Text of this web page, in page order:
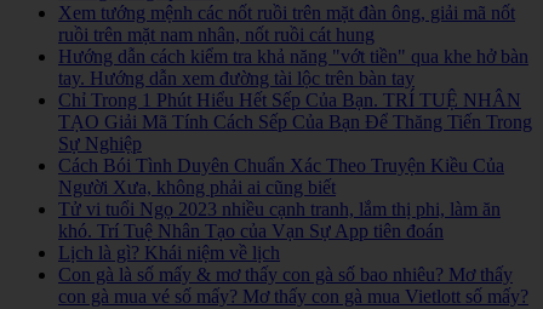
Xem tướng mệnh các nốt ruồi trên mặt đàn ông, giải mã nốt
ruồi trên mặt nam nhân, nốt ruồi cát hung
Hướng dẫn cách kiểm tra khả năng "vớt tiền" qua khe hở bàn
tay. Hướng dẫn xem đường tài lộc trên bàn tay
Chỉ Trong 1 Phút Hiểu Hết Sếp Của Bạn. TRÍ TUỆ NHÂN
TẠO Giải Mã Tính Cách Sếp Của Bạn Để Thăng Tiến Trong
Sự Nghiệp
Cách Bói Tình Duyên Chuẩn Xác Theo Truyện Kiều Của
Người Xưa, không phải ai cũng biết
Tử vi tuổi Ngọ 2023 nhiều cạnh tranh, lắm thị phi, làm ăn
khó. Trí Tuệ Nhân Tạo của Vạn Sự App tiên đoán
Lịch là gì? Khái niệm về lịch
Con gà là số mấy & mơ thấy con gà số bao nhiêu? Mơ thấy
con gà mua vé số mấy? Mơ thấy con gà mua Vietlott số mấy?